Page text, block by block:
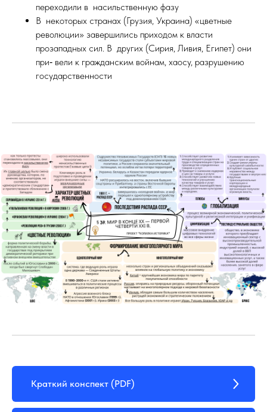
переходили в насильственную фазу
В некоторых странах (Грузия, Украина) «цветные
революции» завершились приходом к власти
прозападных сил. В других (Сирия, Ливия, Египет) они
при‑ вели к гражданским войнам, хаосу, разрушению
государственности
Краткий конспект (PDF)